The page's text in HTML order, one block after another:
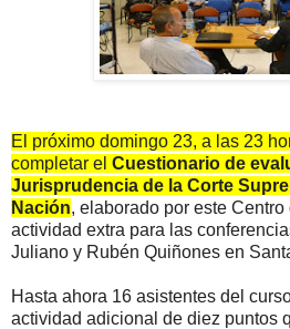
El próximo domingo 23, a las 23
completar el Cuestionario de
Jurisprudencia de la Corte
Nación, elaborado por este
actividad extra para las
Juliano y Rubén Quiñones en
Hasta ahora 16 asistentes del
actividad adicional de diez puntos